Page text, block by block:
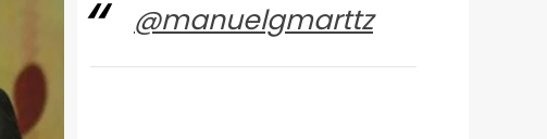
@manuelgmarttz